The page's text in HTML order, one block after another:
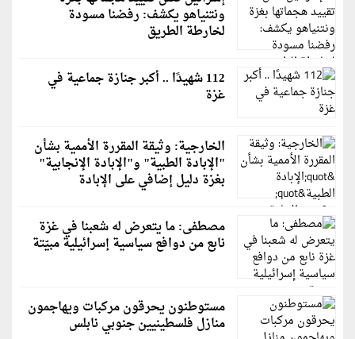
ونتنياهو يكشف: رفضنا مسودة
لخارطة الطريق
112 شهيدًا .. أكبر جنازة جماعية في
غزة
الخارجية: وثيقة المقررة الأممية بشأن
"الإبادة الطبية" و"الإبادة الإنجابية"
بغزة دليل إضافي على الإبادة
مصطفى: ما يتعرض له شعبنا في غزة
نابع من دوافع سياسية إسرائيلية مبيّتة
مستوطنون يحرقون مركبات ويهاجمون
منازل فلسطينيين جنوبي نابلس